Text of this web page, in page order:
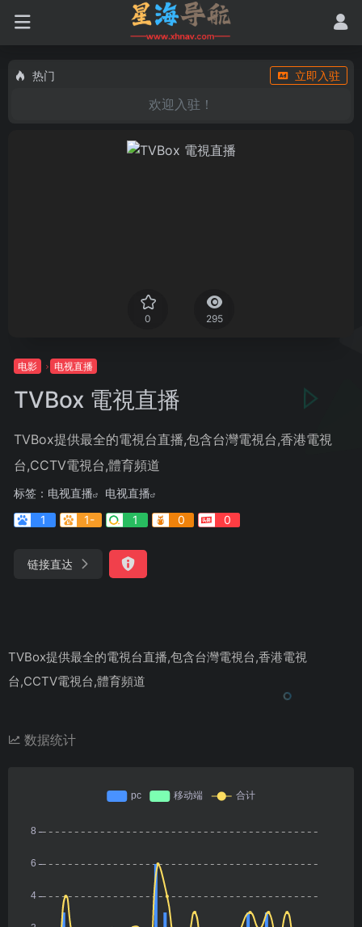
热门 立即入驻
欢迎入驻！
0 295
电影 电视直播
TVBox 電視直播
TVBox提供最全的電視台直播,包含台灣電視台,香港電視
台,CCTV電視台,體育頻道
标签： 电视直播
电视直播
1
1- 1 0 0
链接直达
TVBox提供最全的電視台直播,包含台灣電視台,香港電視
台,CCTV電視台,體育頻道
数据统计